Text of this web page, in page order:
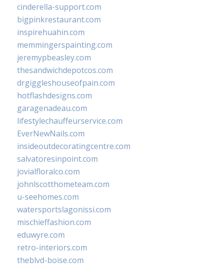
cinderella-support.com
bigpinkrestaurant.com
inspirehuahin.com
memmingerspainting.com
jeremypbeasley.com
thesandwichdepotcos.com
drgiggleshouseofpain.com
hotflashdesigns.com
garagenadeau.com
lifestylechauffeurservice.com
EverNewNails.com
insideoutdecoratingcentre.com
salvatoresinpoint.com
jovialfloralco.com
johnlscotthometeam.com
u-seehomes.com
watersportslagonissi.com
mischieffashion.com
eduwyre.com
retro-interiors.com
theblvd-boise.com